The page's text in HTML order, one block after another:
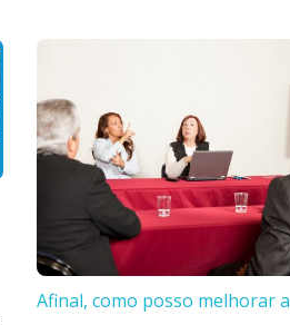
Afinal, como posso melhorar a